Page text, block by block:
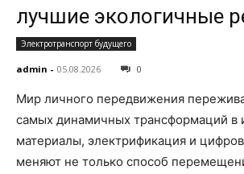
лучшие экологичные
Электротранспорт будущего
admin - 05.08.2026 0
Мир личного передвижения
самых динамичных трансформаций в
материалы, электрификация и
меняют не только способ